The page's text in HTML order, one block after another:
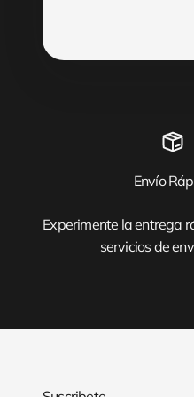
Envío
Experimente la entrega
servicios de